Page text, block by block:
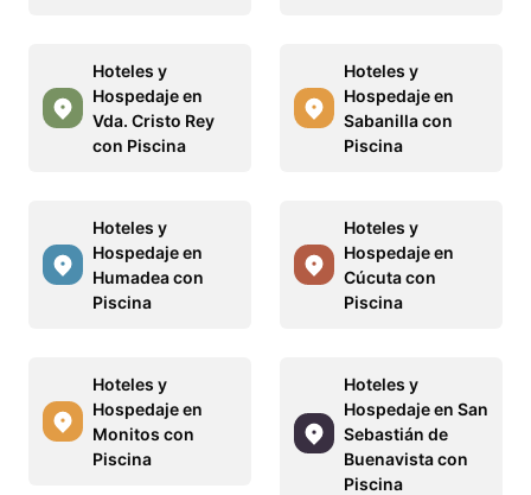
Hoteles y
Hospedaje en
Vda. Cristo Rey
con Piscina
Hoteles y
Hospedaje en
Sabanilla con
Piscina
Hoteles y
Hospedaje en
Humadea con
Piscina
Hoteles y
Hospedaje en
Cúcuta con
Piscina
Hoteles y
Hospedaje en
Monitos con
Piscina
Hoteles y
Hospedaje en San
Sebastián de
Buenavista con
Piscina